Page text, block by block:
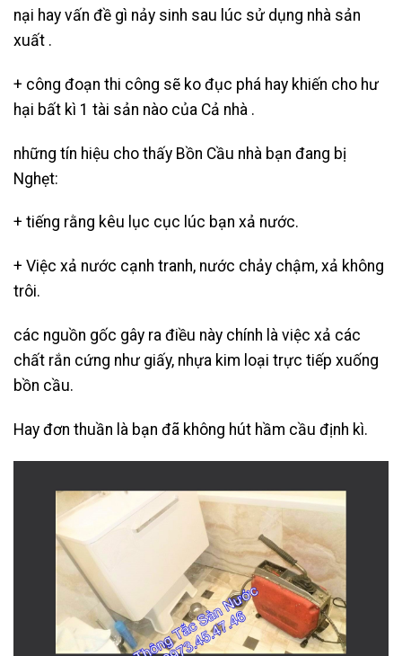
nại hay vấn đề gì nảy sinh sau lúc sử dụng nhà sản
xuất .
+ công đoạn thi công sẽ ko đục phá hay khiến cho hư
hại bất kì 1 tài sản nào của Cả nhà .
những tín hiệu cho thấy Bồn Cầu nhà bạn đang bị
Nghẹt:
+ tiếng rằng kêu lục cục lúc bạn xả nước.
+ Việc xả nước cạnh tranh, nước chảy chậm, xả không
trôi.
các nguồn gốc gây ra điều này chính là việc xả các
chất rắn cứng như giấy, nhựa kim loại trực tiếp xuống
bồn cầu.
Hay đơn thuần là bạn đã không hút hầm cầu định kì.